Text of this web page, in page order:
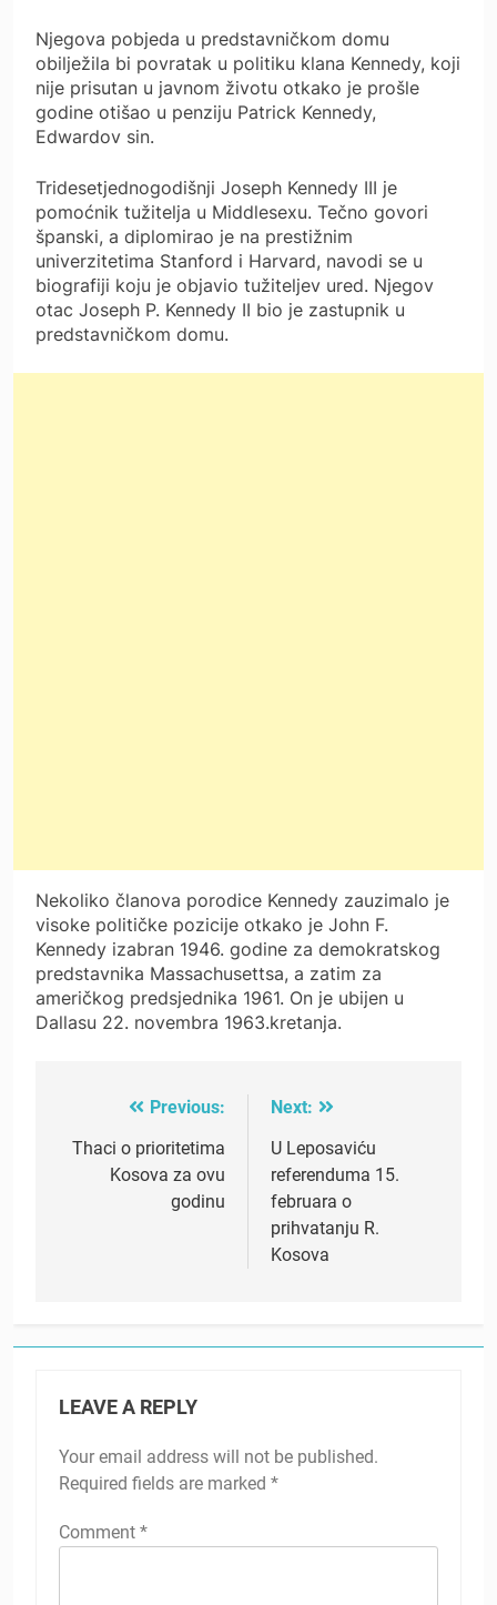
Njegova pobjeda u predstavničkom domu
obilježila bi povratak u politiku klana Kennedy, koji
nije prisutan u javnom životu otkako je prošle
godine otišao u penziju Patrick Kennedy,
Edwardov sin.
Tridesetjednogodišnji Joseph Kennedy III je
pomoćnik tužitelja u Middlesexu. Tečno govori
španski, a diplomirao je na prestižnim
univerzitetima Stanford i Harvard, navodi se u
biografiji koju je objavio tužiteljev ured. Njegov
otac Joseph P. Kennedy II bio je zastupnik u
predstavničkom domu.
Nekoliko članova porodice Kennedy zauzimalo je
visoke političke pozicije otkako je John F.
Kennedy izabran 1946. godine za demokratskog
predstavnika Massachusettsa, a zatim za
američkog predsjednika 1961. On je ubijen u
Dallasu 22. novembra 1963.kretanja.
navigation
Previous:
Thaci o prioritetima
Kosova za ovu
godinu
Next:
U Leposaviću
referenduma 15.
februara o
prihvatanju R.
Kosova
LEAVE A REPLY
Your email address will not be published.
Required fields are marked *
Comment *